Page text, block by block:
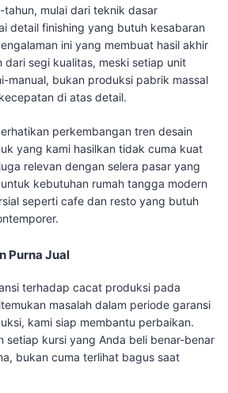
tahun, mulai dari teknik dasar
detail finishing yang butuh kesabaran
ini yang membuat hasil akhir
dari segi kualitas, meski setiap unit
manual, bukan produksi pabrik massal
di atas detail.
perkembangan tren desain
yang kami hasilkan tidak cuma kuat
relevan dengan selera pasar yang
kebutuhan rumah tangga modern
seperti cafe dan resto yang butuh
Purna Jual
terhadap cacat produksi pada
masalah dalam periode garansi
kami siap membantu perbaikan.
setiap kursi yang Anda beli benar-benar
bukan cuma terlihat bagus saat